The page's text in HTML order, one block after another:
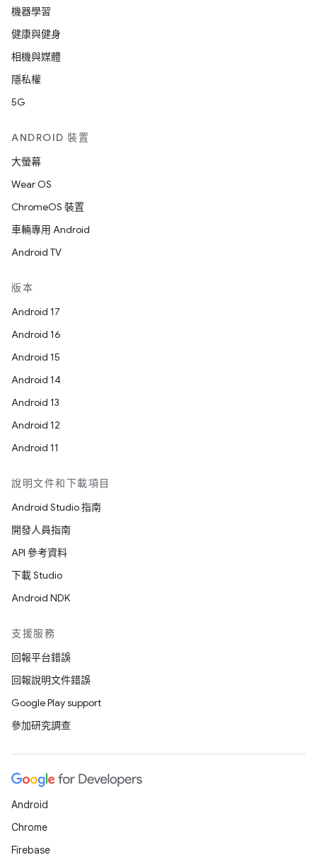
機器學習
健康與健身
相機與媒體
隱私權
5G
ANDROID 裝置
大螢幕
Wear OS
ChromeOS 裝置
車輛專用 Android
Android TV
版本
Android 17
Android 16
Android 15
Android 14
Android 13
Android 12
Android 11
說明文件和下載項目
Android Studio 指南
開發人員指南
API 參考資料
下載 Studio
Android NDK
支援服務
回報平台錯誤
回報說明文件錯誤
Google Play support
參加研究調查
Android
Chrome
Firebase